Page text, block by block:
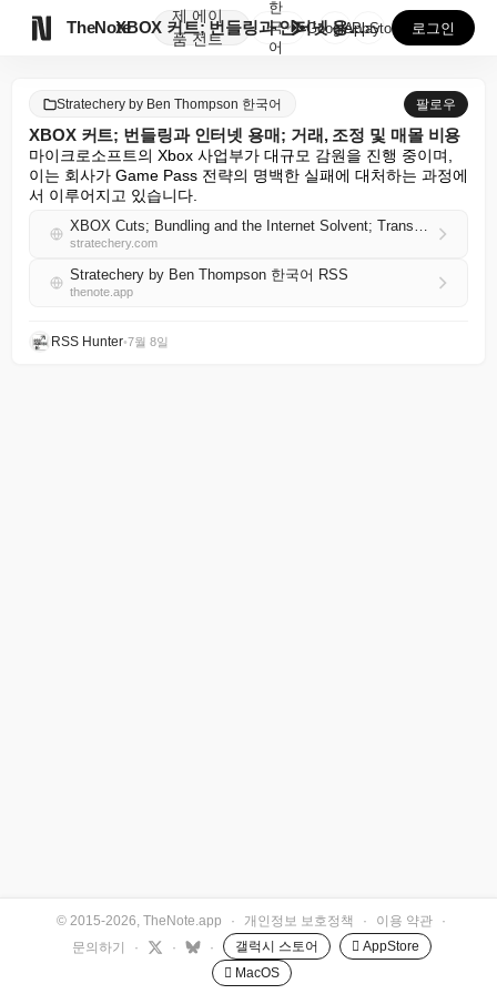
TheNote
제
품
에이
전트
XBOX 커트; 번들링과 인터넷 용매; 거래, 조정 및...
한
국
어
GooglePlay
AppStore 로그인
Stratechery by Ben Thompson 한국어 팔로우
XBOX 커트; 번들링과 인터넷 용매; 거래, 조정 및 매몰 비용
마이크로소프트의 Xbox 사업부가 대규모 감원을 진행 중이며,
이는 회사가 Game Pass 전략의 명백한 실패에 대처하는 과정에
서 이루어지고 있습니다.
XBOX Cuts; Bundling and the Internet Solvent; Transaction, Coordination, and Sunk Costs
stratechery.com
Stratechery by Ben Thompson 한국어 RSS
thenote.app
RSS Hunter•7월 8일
© 2015-2026, TheNote.app · 개인정보 보호정책 · 이용 약관
·
문의하기
· · · 갤럭시 스토어
 AppStore
 MacOS